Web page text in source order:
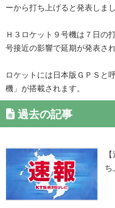
ーから打ち上げると発表しまし
Ｈ３ロケット９号機は７日の
号接近の影響で延期が発表さ
ロケットには日本版ＧＰＳと
機」が搭載されます。
過去の記事